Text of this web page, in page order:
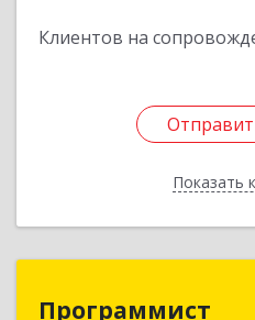
Клиентов на
Показать
Программист